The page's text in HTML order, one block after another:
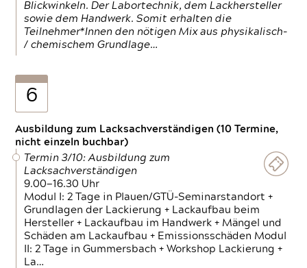
Blickwinkeln. Der Labortechnik, dem Lackhersteller
sowie dem Handwerk. Somit erhalten die
Teilnehmer*Innen den nötigen Mix aus physikalisch-
/ chemischem Grundlage…
6
Ausbildung zum Lacksachverständigen (10 Termine,
nicht einzeln buchbar)
Termin 3/10: Ausbildung zum
Lacksachverständigen
9.00—16.30 Uhr
Modul I: 2 Tage in Plauen/GTÜ-Seminarstandort +
Grundlagen der Lackierung + Lackaufbau beim
Hersteller + Lackaufbau im Handwerk + Mängel und
Schäden am Lackaufbau + Emissionsschäden Modul
II: 2 Tage in Gummersbach + Workshop Lackierung +
La…